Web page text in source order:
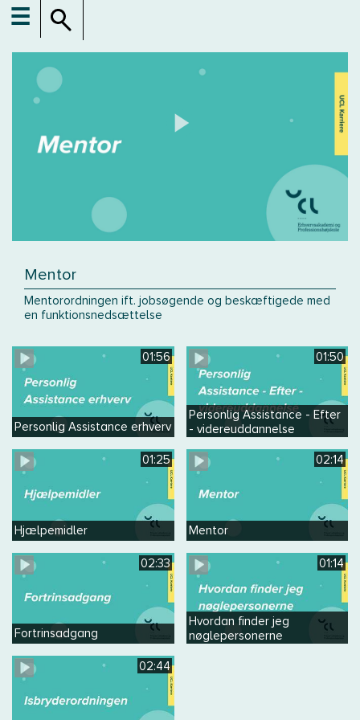
☰
Mentor
Mentorordningen ift. jobsøgende og beskæftigede med
en funktionsnedsættelse
01:56
Personlig Assistance erhverv
01:50
Personlig Assistance - Efter
- videreuddannelse
01:25
Hjælpemidler
02:14
Mentor
02:33
Fortrinsadgang
01:14
Hvordan finder jeg
nøglepersonerne
02:44